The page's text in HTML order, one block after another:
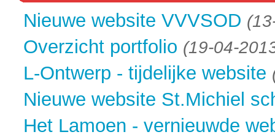
Nieuwe website VVVSOD
Overzicht portfolio (19-04-
L-Ontwerp - tijdelijke website
Nieuwe website St.Michiel
Het Lamoen - vernieuwde